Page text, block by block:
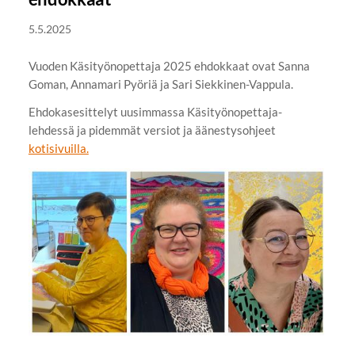
5.5.2025
Vuoden Käsityönopettaja 2025 ehdokkaat ovat Sanna
Goman, Annamari Pyöriä ja Sari Siekkinen-Vappula.
Ehdokasesittelyt uusimmassa Käsityönopettaja-
lehdessä ja pidemmät versiot ja äänestysohjeet
kotisivuilla.